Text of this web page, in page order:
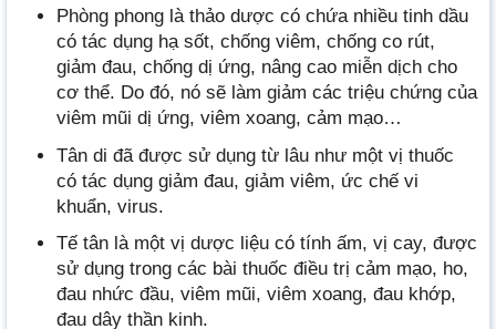
Phòng phong là thảo dược có chứa nhiều tinh dầu
có tác dụng hạ sốt, chống viêm, chống co rút,
giảm đau, chống dị ứng, nâng cao miễn dịch cho
cơ thể. Do đó, nó sẽ làm giảm các triệu chứng của
viêm mũi dị ứng, viêm xoang, cảm mạo…
Tân di đã được sử dụng từ lâu như một vị thuốc
có tác dụng giảm đau, giảm viêm, ức chế vi
khuẩn, virus.
Tế tân là một vị dược liệu có tính ấm, vị cay, được
sử dụng trong các bài thuốc điều trị cảm mạo, ho,
đau nhức đầu, viêm mũi, viêm xoang, đau khớp,
đau dây thần kinh.